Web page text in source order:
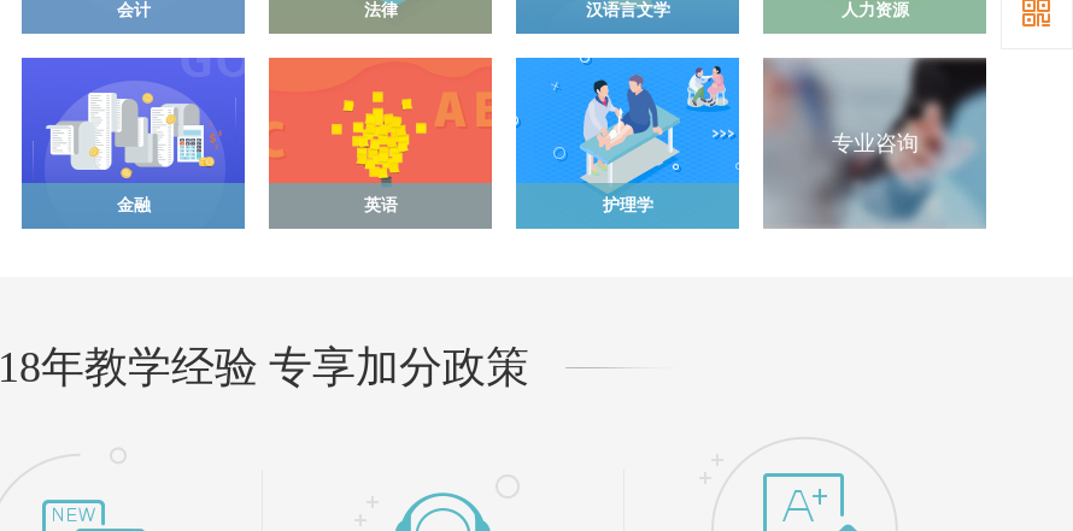
会计 法律 汉语言文学 人力资源
金融 英语 护理学
专业咨询
18年教学经验 专享加分政策